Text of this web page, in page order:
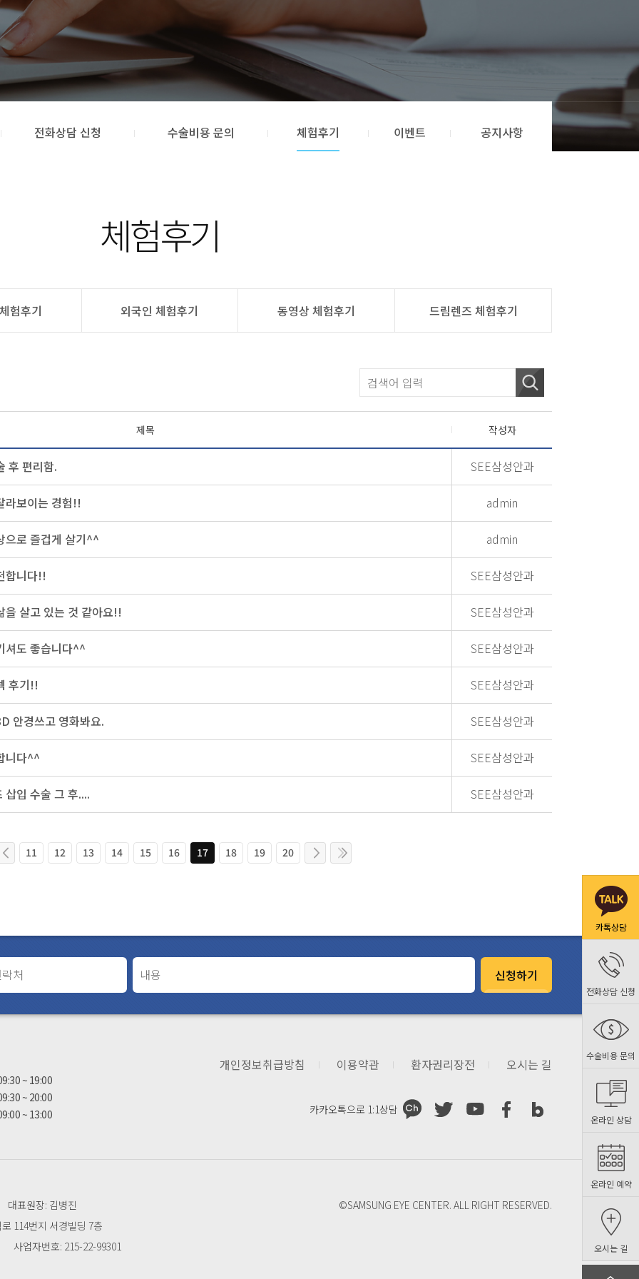
전화상담 신청 수술비용 문의 체험후기 이벤트 공지사항
체험후기
험후기 외국인 체험후기 동영상 체험후기 드림렌즈 체험후기
제목 작성자
후 편리함. SEE삼성안과
라보이는 경험!! admin
으로 즐겁게 살기^^ admin
합니다!! SEE삼성안과
살고 있는 것 같아요!! SEE삼성안과
셔도 좋습니다^^ SEE삼성안과
후기!! SEE삼성안과
안경쓰고 영화봐요. SEE삼성안과
니다^^ SEE삼성안과
입 수술 그 후.... SEE삼성안과
11 12 13 14 15 16 17 18 19 20
카톡상담
전화상담 신청
수술비용 문의
온라인 상담
온라인 예약
오시는 길
신청하기
개인정보취급방침 이용약관 환자권리장전 오시는 길
~ 19:00
~ 20:00
~ 13:00
카카오톡으로 1:1상담
대표원장: 김병진
114번지 서경빌딩 7층
사업자번호: 215-22-99301
©SAMSUNG EYE CENTER. ALL RIGHT RESERVED.